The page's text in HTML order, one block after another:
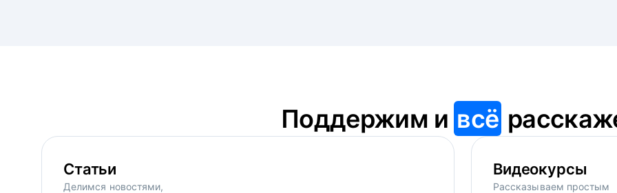
Поддержим и всё
Статьи
Делимся новостями,
Видеокурсы
Рассказываем простым